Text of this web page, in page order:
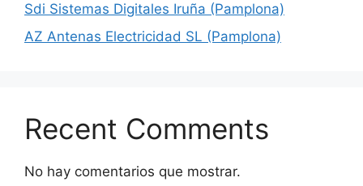
Sdi Sistemas Digitales Iruña (Pamplona)
AZ Antenas Electricidad SL (Pamplona)
Recent Comments
No hay comentarios que mostrar.